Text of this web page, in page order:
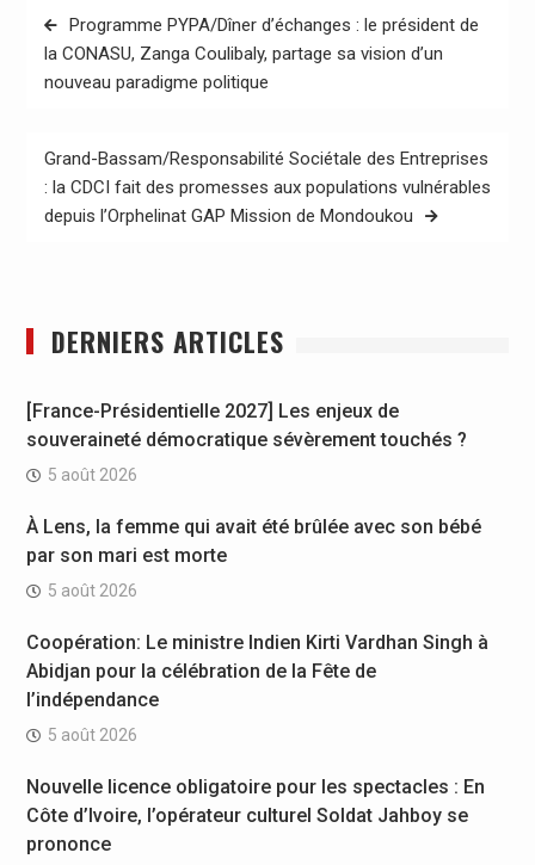
Navigation
de
l’article
Programme PYPA/Dîner d’échanges : le président de
la CONASU, Zanga Coulibaly, partage sa vision d’un
nouveau paradigme politique
Grand-Bassam/Responsabilité Sociétale des Entreprises
: la CDCI fait des promesses aux populations vulnérables
depuis l’Orphelinat GAP Mission de Mondoukou
DERNIERS ARTICLES
[France-Présidentielle 2027] Les enjeux de
souveraineté démocratique sévèrement touchés ?
5 août 2026
À Lens, la femme qui avait été brûlée avec son bébé
par son mari est morte
5 août 2026
Coopération: Le ministre Indien Kirti Vardhan Singh à
Abidjan pour la célébration de la Fête de
l’indépendance
5 août 2026
Nouvelle licence obligatoire pour les spectacles : En
Côte d’Ivoire, l’opérateur culturel Soldat Jahboy se
prononce